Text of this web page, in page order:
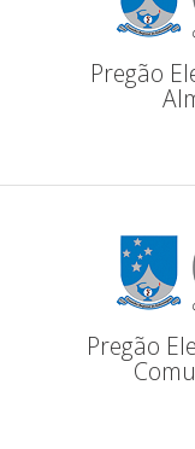
Pregão
Pregão